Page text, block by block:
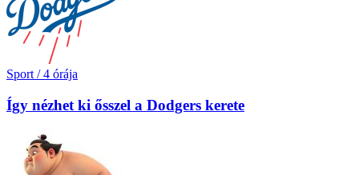
Sport / 4 órája
Így nézhet ki ősszel a Dodgers kerete